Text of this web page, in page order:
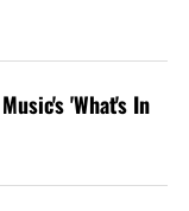
'What's In